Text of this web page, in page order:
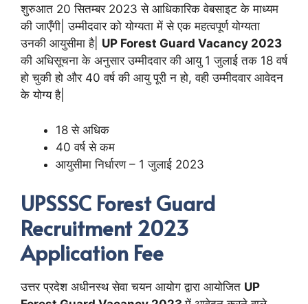
शुरुआत 20 सितम्बर 2023 से आधिकारिक वेबसाइट के माध्यम
की जाएँगी| उम्मीदवार को योग्यता में से एक महत्वपूर्ण योग्यता
उनकी आयुसीमा है| UP Forest Guard Vacancy 2023
की अधिसूचना के अनुसार उम्मीदवार की आयु 1 जुलाई तक 18 वर्ष
हो चुकी हो और 40 वर्ष की आयु पूरी न हो, वही उम्मीदवार आवेदन
के योग्य है|
18 से अधिक
40 वर्ष से कम
आयुसीमा निर्धारण – 1 जुलाई 2023
UPSSSC Forest Guard
Recruitment 2023
Application Fee
उत्तर प्रदेश अधीनस्थ सेवा चयन आयोग द्वारा आयोजित UP